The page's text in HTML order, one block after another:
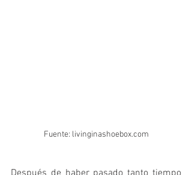
Fuente: livinginashoebox.com